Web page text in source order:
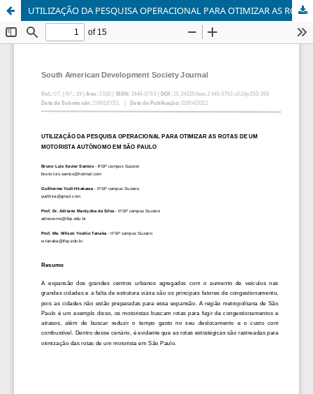
UTILIZAÇÃO DA PESQUISA OPERACIONAL PARA OTIMIZAR AS ROTAS DE UM MOTORISTA AUTÔNOMO EM SÃO PAULO